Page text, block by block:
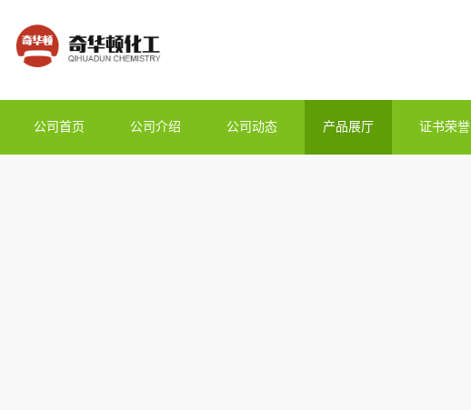
公司首页 公司介绍 公司动态 产品展厅 证书荣誉